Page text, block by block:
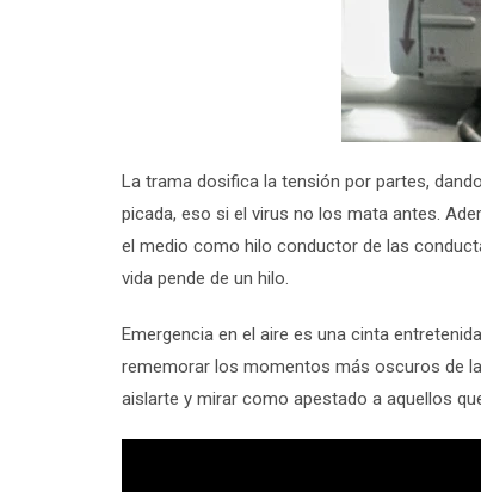
La trama dosifica la tensión por partes,
picada, eso si el virus no los mata antes.
el medio como hilo conductor de las
vida pende de un hilo.
Emergencia en el aire es una cinta
rememorar los momentos más oscuros de
aislarte y mirar como apestado a aquellos